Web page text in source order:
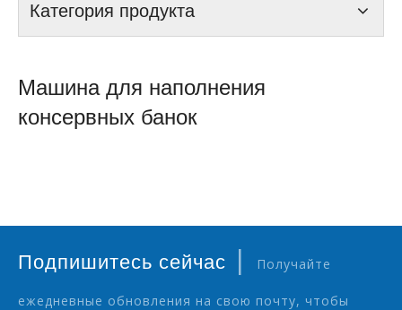
Категория продукта
Машина для наполнения
консервных банок
Подпишитесь сейчас | Получайте
ежедневные обновления на свою почту, чтобы